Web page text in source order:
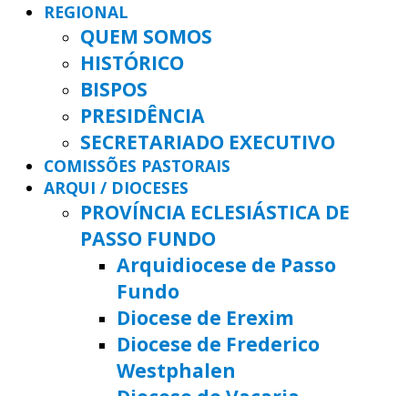
REGIONAL
QUEM SOMOS
HISTÓRICO
BISPOS
PRESIDÊNCIA
SECRETARIADO EXECUTIVO
COMISSÕES PASTORAIS
ARQUI / DIOCESES
PROVÍNCIA ECLESIÁSTICA DE
PASSO FUNDO
Arquidiocese de Passo
Fundo
Diocese de Erexim
Diocese de Frederico
Westphalen